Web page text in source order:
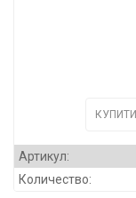
КУПИТИ
Артикул:
Количество: